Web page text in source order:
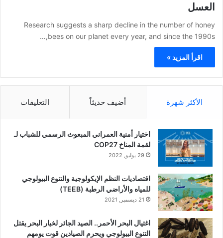
العسل
Research suggests a sharp decline in the number of honey
bees on our planet every year, and since the 1990s,…
اقرأ المزيد »
الأكثر شهرة أضيف حديثاً التعليقات
اختيار أمنية العمراني المبعوث الرسمي للشباب لـ
لقمة المناخ COP27
29 يوليو, 2022
اقتصاديات النظم الإيكولوجية والتنوع البيولوجي
للمياه والأراضي الرطبة (TEEB)
21 ديسمبر, 2021
اغتيال البحر الأحمر.. الصيد الجائر لخيار البحر يقتل
التنوع البيولوجي ويحرم الصيادين قوت يومهم